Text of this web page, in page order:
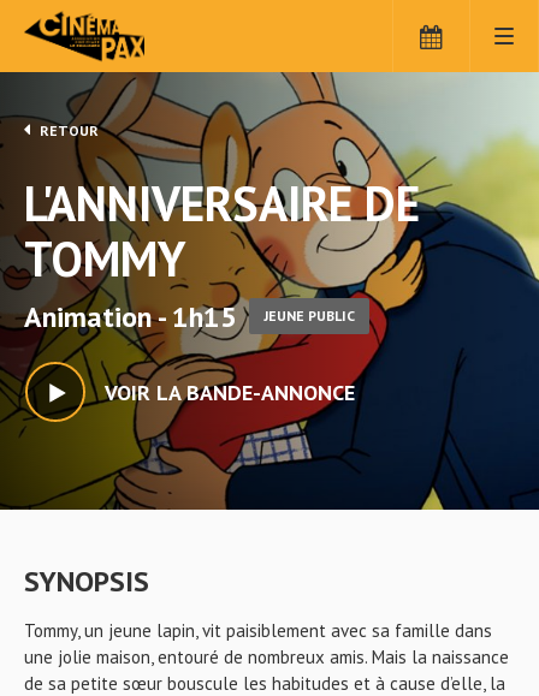
RETOUR
L'ANNIVERSAIRE DE
TOMMY
Animation - 1h15 JEUNE PUBLIC
VOIR LA BANDE-ANNONCE
SYNOPSIS
Tommy, un jeune lapin, vit paisiblement avec sa famille dans
une jolie maison, entouré de nombreux amis. Mais la naissance
de sa petite sœur bouscule les habitudes et à cause d’elle, la